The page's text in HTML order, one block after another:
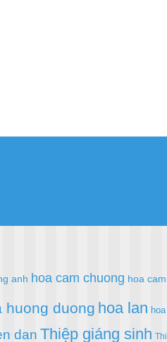
anh hoa cam chuong hoa
huong duong hoa lan
dan Thiệp giáng sinh